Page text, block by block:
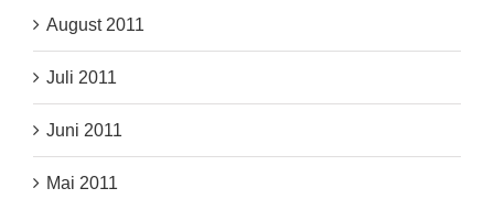
August 2011
Juli 2011
Juni 2011
Mai 2011